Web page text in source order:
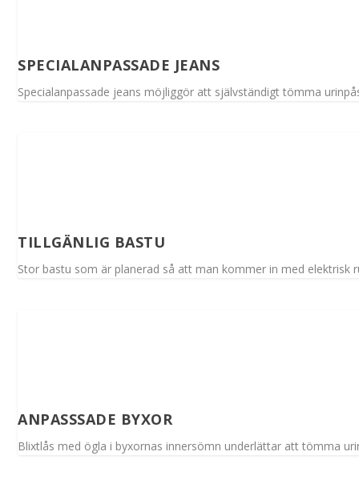
SPECIALANPASSADE JEANS
Specialanpassade jeans möjliggör att självständigt tömma
TILLGÄNLIG BASTU
Stor bastu som är planerad så att man kommer in med elektrisk
ANPASSSADE BYXOR
Blixtlås med ögla i byxornas innersömn underlättar att tömma